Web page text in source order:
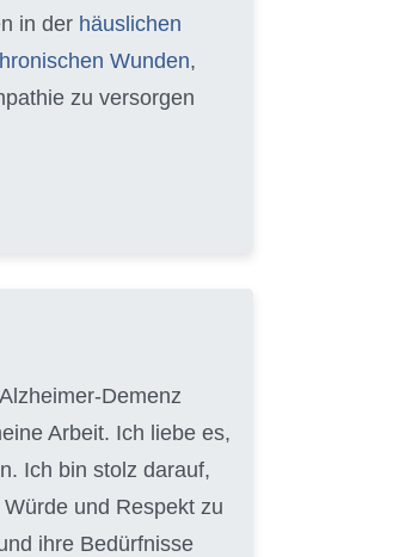
in der häuslichen
Wunden,
zu versorgen
Demenz
Arbeit. Ich liebe es,
Ich bin stolz darauf,
und Respekt zu
ihre Bedürfnisse